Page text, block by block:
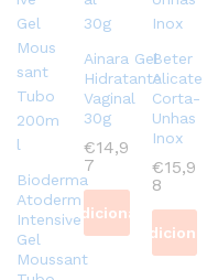
Bioderma
Atoderm
Intensive
Gel
Moussant
Ainara Gel
Hidratante
Vaginal
30g
€14,9
7
Adicionar
Beter
Alicate
Corta-
Unhas
Inox
€15,9
8
Adicionar